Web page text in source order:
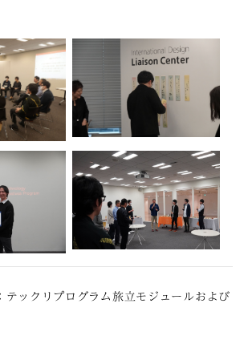
テックリプログラム旅立モジュールおよび